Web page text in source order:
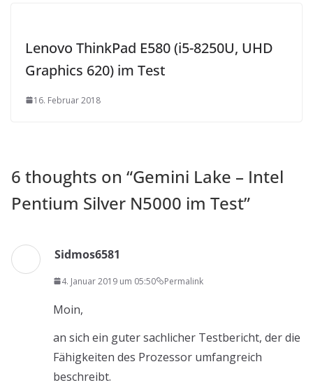
Lenovo ThinkPad E580 (i5-8250U, UHD
Graphics 620) im Test
16. Februar 2018
6 thoughts on “Gemini Lake – Intel
Pentium Silver N5000 im Test”
Sidmos6581
4. Januar 2019 um 05:50 Permalink
Moin,
an sich ein guter sachlicher Testbericht, der die
Fähigkeiten des Prozessor umfangreich
beschreibt.